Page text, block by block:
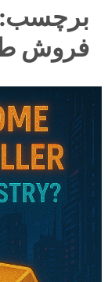
برچسب:
فروش